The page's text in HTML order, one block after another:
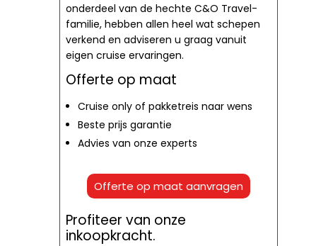
onderdeel van de hechte C&O Travel-
familie, hebben allen heel wat schepen
verkend en adviseren u graag vanuit
eigen cruise ervaringen.
Offerte op maat
Cruise only of pakketreis naar wens
Beste prijs garantie
Advies van onze experts
Offerte op maat aanvragen
Profiteer van onze
inkoopkracht.